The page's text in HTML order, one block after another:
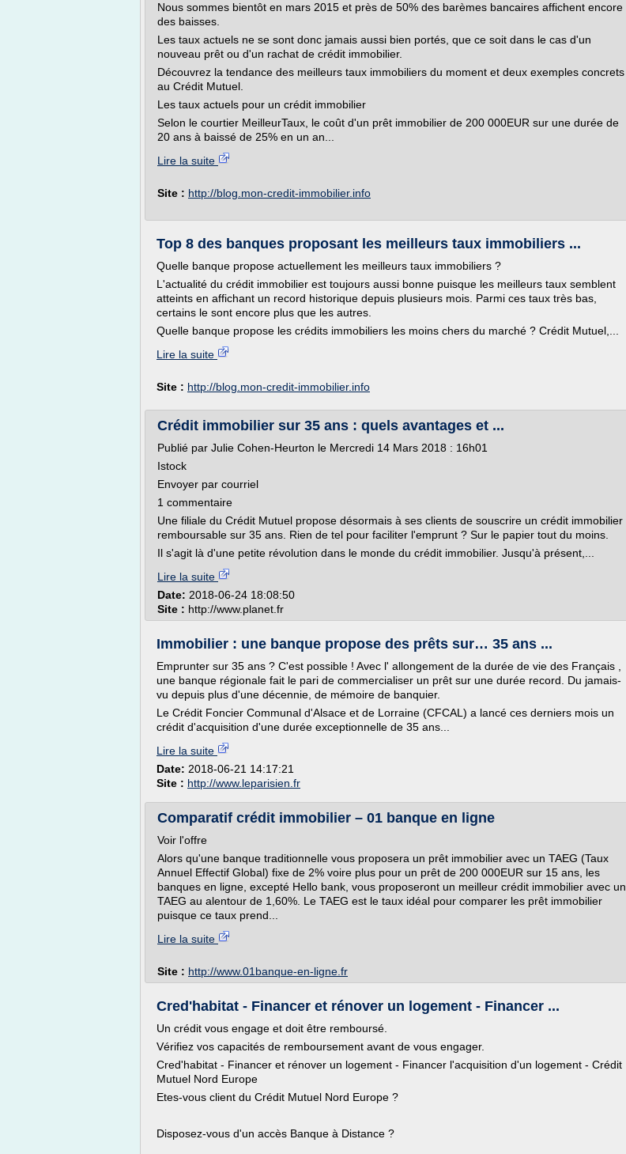
Nous sommes bientôt en mars 2015 et près de 50% des barèmes bancaires affichent encore
des baisses.
Les taux actuels ne se sont donc jamais aussi bien portés, que ce soit dans le cas d'un
nouveau prêt ou d'un rachat de crédit immobilier.
Découvrez la tendance des meilleurs taux immobiliers du moment et deux exemples concrets
au Crédit Mutuel.
Les taux actuels pour un crédit immobilier
Selon le courtier MeilleurTaux, le coût d'un prêt immobilier de 200 000EUR sur une durée de
20 ans à baissé de 25% en un an...
Lire la suite
Site : http://blog.mon-credit-immobilier.info
Top 8 des banques proposant les meilleurs taux immobiliers ...
Quelle banque propose actuellement les meilleurs taux immobiliers ?
L'actualité du crédit immobilier est toujours aussi bonne puisque les meilleurs taux semblent
atteints en affichant un record historique depuis plusieurs mois. Parmi ces taux très bas,
certains le sont encore plus que les autres.
Quelle banque propose les crédits immobiliers les moins chers du marché ? Crédit Mutuel,...
Lire la suite
Site : http://blog.mon-credit-immobilier.info
Crédit immobilier sur 35 ans : quels avantages et ...
Publié par Julie Cohen-Heurton le Mercredi 14 Mars 2018 : 16h01
Istock
Envoyer par courriel
1 commentaire
Une filiale du Crédit Mutuel propose désormais à ses clients de souscrire un crédit immobilier
remboursable sur 35 ans. Rien de tel pour faciliter l'emprunt ? Sur le papier tout du moins.
Il s'agit là d'une petite révolution dans le monde du crédit immobilier. Jusqu'à présent,...
Lire la suite
Date: 2018-06-24 18:08:50
Site : http://www.planet.fr
Immobilier : une banque propose des prêts sur… 35 ans ...
Emprunter sur 35 ans ? C'est possible ! Avec l' allongement de la durée de vie des Français ,
une banque régionale fait le pari de commercialiser un prêt sur une durée record. Du jamais-
vu depuis plus d'une décennie, de mémoire de banquier.
Le Crédit Foncier Communal d'Alsace et de Lorraine (CFCAL) a lancé ces derniers mois un
crédit d'acquisition d'une durée exceptionnelle de 35 ans...
Lire la suite
Date: 2018-06-21 14:17:21
Site : http://www.leparisien.fr
Comparatif crédit immobilier – 01 banque en ligne
Voir l'offre
Alors qu'une banque traditionnelle vous proposera un prêt immobilier avec un TAEG (Taux
Annuel Effectif Global) fixe de 2% voire plus pour un prêt de 200 000EUR sur 15 ans, les
banques en ligne, excepté Hello bank, vous proposeront un meilleur crédit immobilier avec un
TAEG au alentour de 1,60%. Le TAEG est le taux idéal pour comparer les prêt immobilier
puisque ce taux prend...
Lire la suite
Site : http://www.01banque-en-ligne.fr
Cred'habitat - Financer et rénover un logement - Financer ...
Un crédit vous engage et doit être remboursé.
Vérifiez vos capacités de remboursement avant de vous engager.
Cred'habitat - Financer et rénover un logement - Financer l'acquisition d'un logement - Crédit
Mutuel Nord Europe
Etes-vous client du Crédit Mutuel Nord Europe ?
Disposez-vous d'un accès Banque à Distance ?